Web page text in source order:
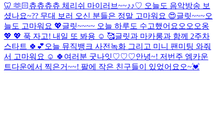
🦷 🫶🏻츄츄츄츄 체리쉬 마이러브~~♪♪♡ 오늘도 음악방송 보
셨나요~?? 무대 보러 오신 분들은 정말 고마워요 😍글릿~~~오
늘도 고마워요 💖글릿~~~~ 오늘 하루도 수고했어요오오오옹
💖 💖 푹 자고! 내일 또 봐용 ☺️ 🥰글릿과 마카롱과 함께 2주차
스타트 🍀💕 오늘 뮤직뱅크 사전녹화 그리고 미니 팬미팅 와줘
서 고마워요 ☺️ 🍀 여러분 굿나잇♡♡♡안녕~! 저번주 엠카운
트다운에서 찍은거~~! 팔에 작은 친구들이 있었어요오~💓